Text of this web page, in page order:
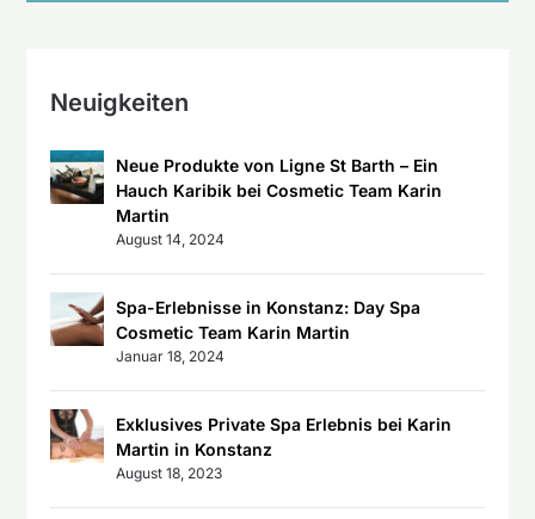
Neuigkeiten
Neue Produkte von Ligne St Barth – Ein
Hauch Karibik bei Cosmetic Team Karin
Martin
August 14, 2024
Spa-Erlebnisse in Konstanz: Day Spa
Cosmetic Team Karin Martin
Januar 18, 2024
Exklusives Private Spa Erlebnis bei Karin
Martin in Konstanz
August 18, 2023